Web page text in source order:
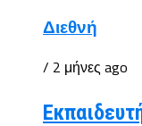
Διεθνή
/ 2 μήνες ago